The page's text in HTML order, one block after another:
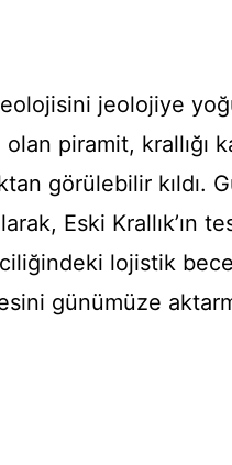
jeolojiye
piramit, krallığı
görülebilir kıldı.
Eski Krallık’ın
lojistik
günümüze